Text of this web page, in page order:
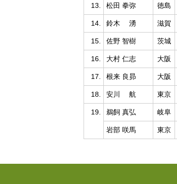
13. 松田 拳弥 徳島
14. 鈴木 湧 滋賀
15. 佐野 智樹 茨城
16. 大村 仁志 大阪
17. 根来 良昴 大阪
18. 安川 航 東京
19. 鵜飼 真弘 岐阜
岩部 咲馬 東京